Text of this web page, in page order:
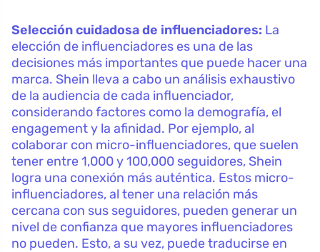
Selección cuidadosa de influenciadores: La
elección de influenciadores es una de las
decisiones más importantes que puede hacer una
marca. Shein lleva a cabo un análisis exhaustivo
de la audiencia de cada influenciador,
considerando factores como la demografía, el
engagement y la afinidad. Por ejemplo, al
colaborar con micro-influenciadores, que suelen
tener entre 1,000 y 100,000 seguidores, Shein
logra una conexión más auténtica. Estos micro-
influenciadores, al tener una relación más
cercana con sus seguidores, pueden generar un
nivel de confianza que mayores influenciadores
no pueden. Esto, a su vez, puede traducirse en